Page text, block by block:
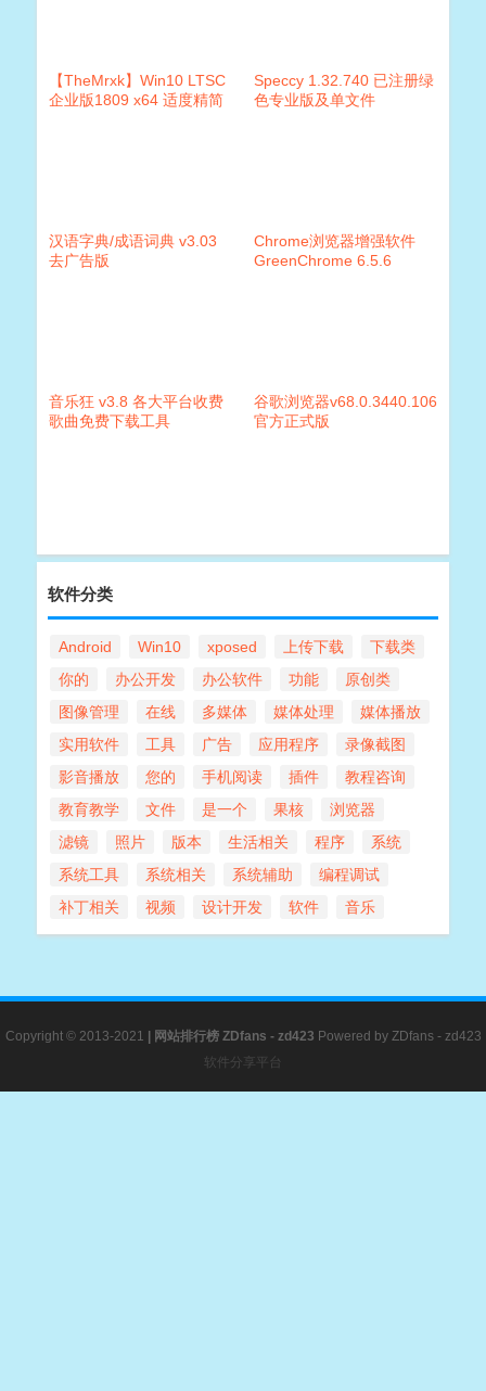
【TheMrxk】Win10 LTSC
企业版1809 x64 适度精简
Speccy 1.32.740 已注册绿
色专业版及单文件
汉语字典/成语词典 v3.03
去广告版
Chrome浏览器增强软件
GreenChrome 6.5.6
音乐狂 v3.8 各大平台收费
歌曲免费下载工具
谷歌浏览器v68.0.3440.106
官方正式版
软件分类
Android Win10 xposed 上传下载
下载类
你的
办公开发 办公软件 功能
原创类
图像管理
在线 多媒体 媒体处理
媒体播放
实用软件
工具 广告 应用程序
录像截图
影音播放
您的 手机阅读 插件
教程咨询
教育教学
文件 是一个 果核
浏览器
滤镜
照片 版本 生活相关 程序
系统
系统工具
系统相关 系统辅助
编程调试
补丁相关
视频 设计开发 软件 音乐
Copyright © 2013-2021 网站排行榜ZDfans - zd423 Powered by ZDfans - zd423
软件分享平台